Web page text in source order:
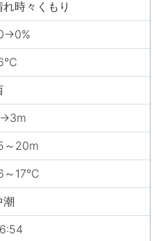
れ時々くもり
～20m
～17℃
潮